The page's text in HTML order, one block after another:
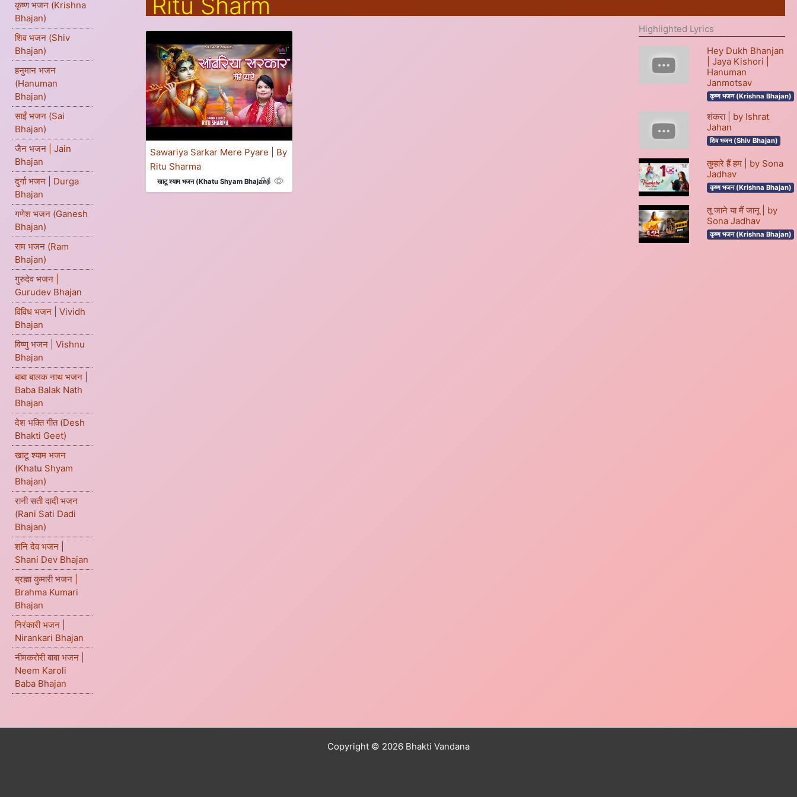
कृष्ण भजन (Krishna
Bhajan)
शिव भजन (Shiv
Bhajan)
हनुमान भजन
(Hanuman
Bhajan)
साईं भजन (Sai
Bhajan)
जैन भजन | Jain
Bhajan
दुर्गा भजन | Durga
Bhajan
गणेश भजन (Ganesh
Bhajan)
राम भजन (Ram
Bhajan)
गुरुदेव भजन |
Gurudev Bhajan
विविध भजन | Vividh
Bhajan
विष्णु भजन | Vishnu
Bhajan
बाबा बालक नाथ भजन |
Baba Balak Nath
Bhajan
देश भक्ति गीत (Desh
Bhakti Geet)
खाटू श्याम भजन
(Khatu Shyam
Bhajan)
रानी सती दादी भजन
(Rani Sati Dadi
Bhajan)
शनि देव भजन |
Shani Dev Bhajan
ब्रह्मा कुमारी भजन |
Brahma Kumari
Bhajan
निरंकारी भजन |
Nirankari Bhajan
नीमकरोरी बाबा भजन |
Neem Karoli
Baba Bhajan
Sawariya Sarkar Mere Pyare | By
Ritu Sharma
खाटू श्याम भजन (Khatu Shyam Bhajan)
84
Highlighted Lyrics
Hey Dukh Bhanjan
| Jaya Kishori |
Hanuman
Janmotsav
कृष्ण भजन (Krishna Bhajan)
शंकरा | by Ishrat
Jahan
शिव भजन (Shiv Bhajan)
तुम्हारे हैं हम | by Sona
Jadhav
कृष्ण भजन (Krishna Bhajan)
तू जाने या मैं जानू | by
Sona Jadhav
कृष्ण भजन (Krishna Bhajan)
Copyright © 2026 Bhakti Vandana